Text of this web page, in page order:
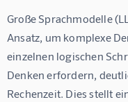
Große Sprachmodelle
Ansatz, um komplexe
einzelnen logischen
Denken erfordern,
Rechenzeit. Dies stellt